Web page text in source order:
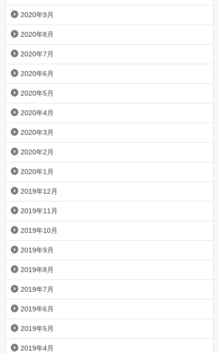
2020年9月
2020年8月
2020年7月
2020年6月
2020年5月
2020年4月
2020年3月
2020年2月
2020年1月
2019年12月
2019年11月
2019年10月
2019年9月
2019年8月
2019年7月
2019年6月
2019年5月
2019年4月